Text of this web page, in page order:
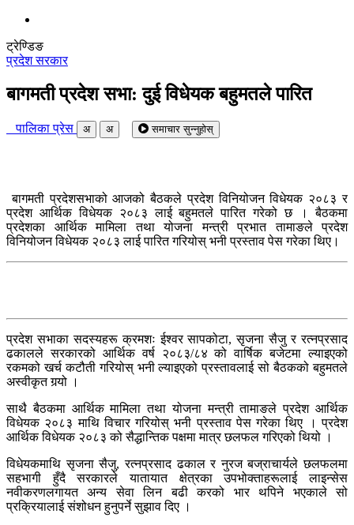
ट्रेण्डिङ
प्रदेश सरकार
बागमती प्रदेश सभा: दुई विधेयक बहुमतले पारित
पालिका प्रेस अ अ समाचार सुन्नुहोस्
बागमती प्रदेशसभाको आजको बैठकले प्रदेश विनियोजन विधेयक २०८३ र
प्रदेश आर्थिक विधेयक २०८३ लाई बहुमतले पारित गरेको छ । बैठकमा
प्रदेशका आर्थिक मामिला तथा योजना मन्त्री प्रभात तामाङले प्रदेश
विनियोजन विधेयक २०८३ लाई पारित गरियोस् भनी प्रस्ताव पेस गरेका थिए।
प्रदेश सभाका सदस्यहरू क्रमशः ईश्वर सापकोटा, सृजना सैजु र रत्नप्रसाद
ढकालले सरकारको आर्थिक वर्ष २०८३/८४ को वार्षिक बजेटमा ल्याइएको
रकमको खर्च कटौती गरियोस् भनी ल्याइएको प्रस्तावलाई सो बैठकको बहुमतले
अस्वीकृत गर्‍यो ।
साथै बैठकमा आर्थिक मामिला तथा योजना मन्त्री तामाङले प्रदेश आर्थिक
विधेयक २०८३ माथि विचार गरियोस् भनी प्रस्ताव पेस गरेका थिए । प्रदेश
आर्थिक विधेयक २०८३ को सैद्धान्तिक पक्षमा मात्र छलफल गरिएको थियो ।
विधेयकमाथि सृजना सैजु, रत्नप्रसाद ढकाल र नुरज बज्राचार्यले छलफलमा
सहभागी हुँदै सरकारले यातायात क्षेत्रका उपभोक्ताहरूलाई लाइन्सेस
नवीकरणलगायत अन्य सेवा लिन बढी करको भार थपिने भएकाले सो
प्रक्रियालाई संशोधन हुनुपर्ने सुझाव दिए ।